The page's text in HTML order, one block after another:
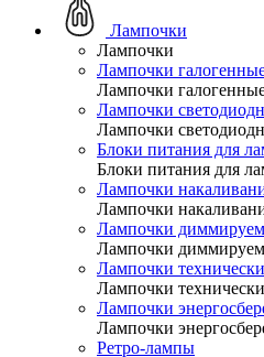
Лампочки
Лампочки
Лампочки
Лампочки
Лампочки
Лампочки
Блоки питания для
Блоки питания для
Лампочки
Лампочки
Лампочки
Лампочки
Лампочки
Лампочки
Лампочки
Лампочки
Ретро-лампы